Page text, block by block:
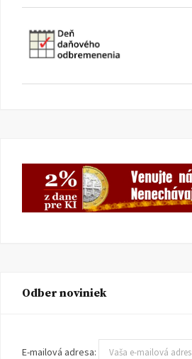
Odber noviniek
E-mailová adresa: